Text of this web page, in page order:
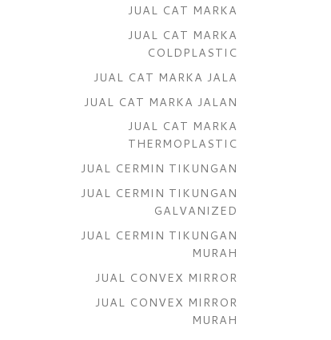
JUAL CAT MARKA
JUAL CAT MARKA
COLDPLASTIC
JUAL CAT MARKA JALA
JUAL CAT MARKA JALAN
JUAL CAT MARKA
THERMOPLASTIC
JUAL CERMIN TIKUNGAN
JUAL CERMIN TIKUNGAN
GALVANIZED
JUAL CERMIN TIKUNGAN
MURAH
JUAL CONVEX MIRROR
JUAL CONVEX MIRROR
MURAH